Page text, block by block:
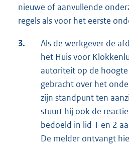
nieuwe of aanvullende
regels als voor het eerste
3.
Als de werkgever de
het Huis voor
autoriteit op de
gebracht over het
zijn standpunt ten
stuurt hij ook de
bedoeld in lid 1 en 2
De melder ontvangt